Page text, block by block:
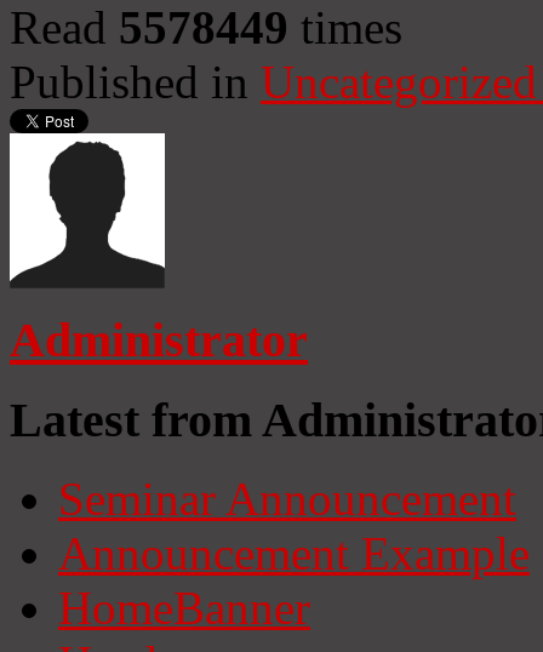
Read 5578449 times
Published in
Administrator
Latest from
Seminar Announcement
Announcement Example
HomeBanner